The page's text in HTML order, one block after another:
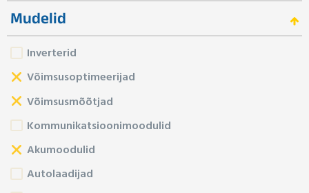
Mudelid
Inverterid
Võimsusoptimeerijad
Võimsusmõõtjad
Kommunikatsioonimoodulid
Akumoodulid
Autolaadijad